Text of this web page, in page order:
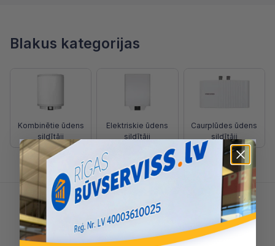
Blakus kategorijas
Kombinētie ūdens
sildītāji
Elektriskie ūdens
sildītāji
Caurplūdes ūdens
sildītāji